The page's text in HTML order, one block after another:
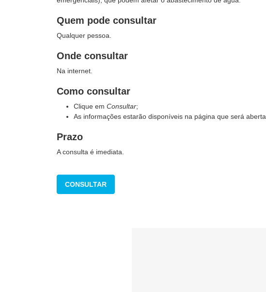
Quem pode consultar
Qualquer pessoa.
Onde consultar
Na internet.
Como consultar
Clique em Consultar;
As informações estarão disponíveis na página que será aberta.
Prazo
A consulta é imediata.
CONSULTAR